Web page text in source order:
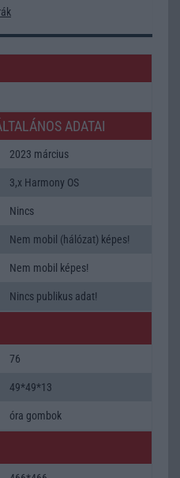
ADATAI
2023 március
3,x Harmony OS
Nincs
Nem mobil (hálózat) képes!
Nem mobil képes!
Nincs publikus adat!
76
49*49*13
óra gombok